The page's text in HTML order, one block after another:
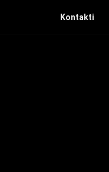
Kontakti